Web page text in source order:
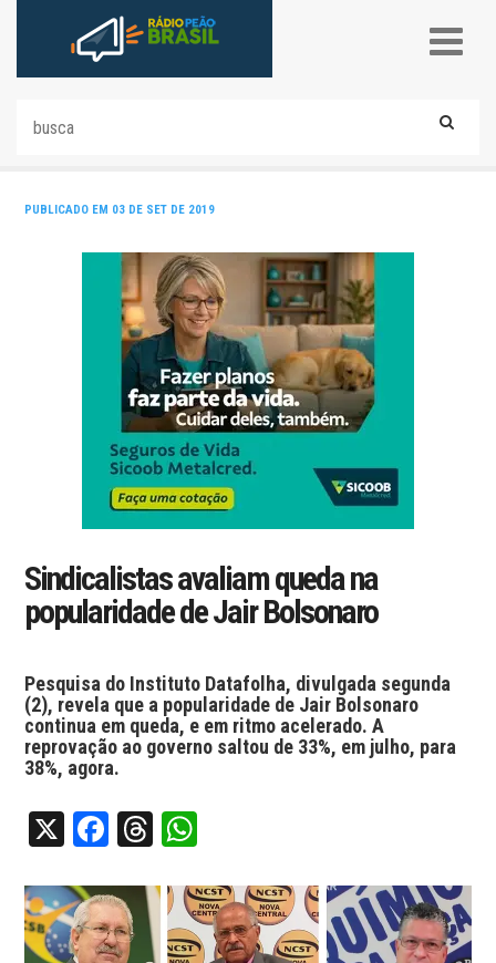
PUBLICADO EM 03 DE SET DE 2019
Sindicalistas avaliam queda na
popularidade de Jair Bolsonaro
Pesquisa do Instituto Datafolha, divulgada segunda
(2), revela que a popularidade de Jair Bolsonaro
continua em queda, e em ritmo acelerado. A
reprovação ao governo saltou de 33%, em julho, para
38%, agora.
X Facebook
Threads